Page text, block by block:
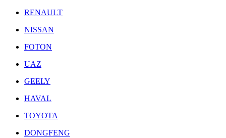
RENAULT
NISSAN
FOTON
UAZ
GEELY
HAVAL
TOYOTA
DONGFENG